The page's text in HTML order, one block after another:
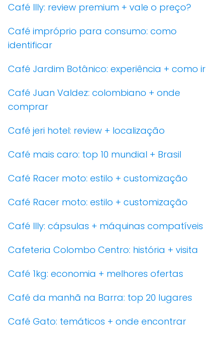
Café Illy: review premium + vale o preço?
Café impróprio para consumo: como
identificar
Café Jardim Botânico: experiência + como ir
Café Juan Valdez: colombiano + onde
comprar
Café jeri hotel: review + localização
Café mais caro: top 10 mundial + Brasil
Café Racer moto: estilo + customização
Café Racer moto: estilo + customização
Café Illy: cápsulas + máquinas compatíveis
Cafeteria Colombo Centro: história + visita
Café 1kg: economia + melhores ofertas
Café da manhã na Barra: top 20 lugares
Café Gato: temáticos + onde encontrar